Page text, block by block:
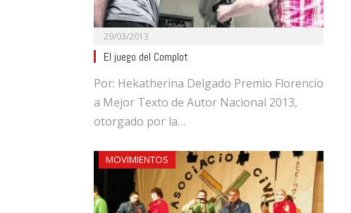
29/03/2013
El juego del Complot
Por: Hekatherina Delgado Premio Florencio
a Mejor Texto de Autor Nacional 2013,
otorgado por la…
MOVIMIENTOS